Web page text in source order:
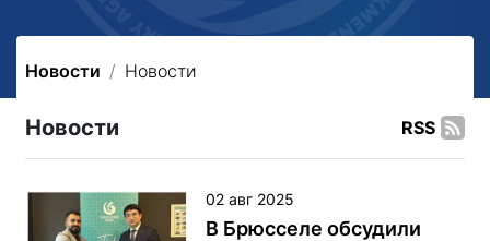
Новости Новости
Новости RSS
02 авг 2025
В Брюсселе обсудили